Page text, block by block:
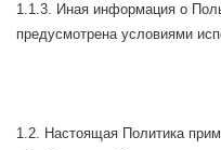
1.1.3. Иная информация о
предусмотрена условиями
1.2. Настоящая Политика